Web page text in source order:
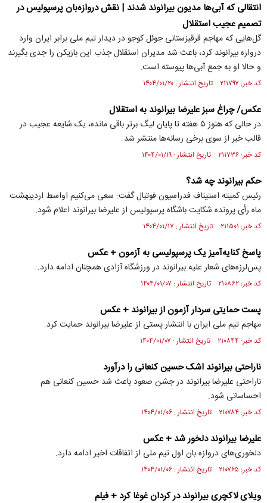
انتقالی که آبی‌ها مدیون بیرانوند شدند | نقش دروازه‌بان پرسپولیس در
تصمیم عجیب استقلال
گل‌هایی که مهاجم قرقیزستانی جوئل کوجو در دیدار تیم ملی برابر ایران وارد
دروازه بیرانوند کرد، باعث شد مدیران استقلال جذب این بازیکن را جدی بگیرند
و حالا او به جمع آبی‌ها پیوسته است.
کد خبر: ۲۱۱۷۹۷ تاریخ انتشار : ۱۴۰۴/۰۱/۲۰
عکس/ چراغ سبز علیرضا بیرانوند به استقلال
در حالی که هنوز ۵ هفته تا پایان لیگ برتر باقی مانده، یک شایعه عجیب در
قالب خبر از سوی برخی رسانه‌ها منتشر شد.
کد خبر: ۲۱۱۷۳۶ تاریخ انتشار : ۱۴۰۴/۰۱/۱۹
حکم بیرانوند چه شد؟
رئیس کمیته استیناف فدراسیون فوتبال گفت: سعی می‌کنیم اواسط اردیبهشت
ماه رأی پرونده شکایت باشگاه پرسپولیس از علیرضا بیرانوند اعلام شود.
کد خبر: ۲۱۱۵۰۱ تاریخ انتشار : ۱۴۰۴/۰۱/۱۷
پاسخ کنایه‌آمیز یک پرسپولیسی به آزمون + عکس
پس‌لرزه‌های شعار علیه بیرانوند در ورزشگاه آزادی همچنان ادامه دارد.
کد خبر: ۲۱۰۸۶۲ تاریخ انتشار : ۱۴۰۴/۰۱/۰۷
پست حمایتی سردار آزمون از بیرانوند + عکس
مهاجم تیم ملی ایران با انتشار پستی از علیرضا بیرانوند حمایت کرد.
کد خبر: ۲۱۰۸۴۴ تاریخ انتشار : ۱۴۰۴/۰۱/۰۷
ناراحتی بیرانوند اشک حسین کنعانی را درآورد
ناراحتی علیرضا بیرانوند در جشن صعود باعث شد حسین کنعانی هم
احساساتی شود.
کد خبر: ۲۱۰۷۸۴ تاریخ انتشار : ۱۴۰۴/۰۱/۰۶
علیرضا بیرانوند دلخور شد + عکس
دلخوری‌های دروازه بان اول تیم ملی از اتفاقات اخیر ادامه دارد.
کد خبر: ۲۱۰۷۶۵ تاریخ انتشار : ۱۴۰۴/۰۱/۰۶
ویلای لاکچری بیرانوند در کردان غوغا کرد + فیلم